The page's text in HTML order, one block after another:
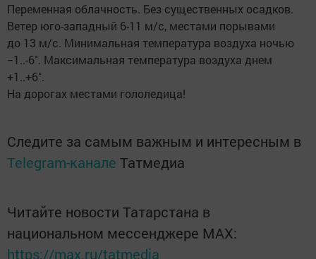
Переменная облачность. Без существенных осадков.
Ветер юго-западный 6-11 м/с, местами порывами
до 13 м/с. Минимальная температура воздуха ночью
−1..-6˚. Максимальная температура воздуха днем
+1..+6˚.
На дорогах местами гололедица!
Следите за самым важным и интересным в
Telegram-канале Татмедиа
Читайте новости Татарстана в
национальном мессенджере MАХ:
https://max.ru/tatmedia